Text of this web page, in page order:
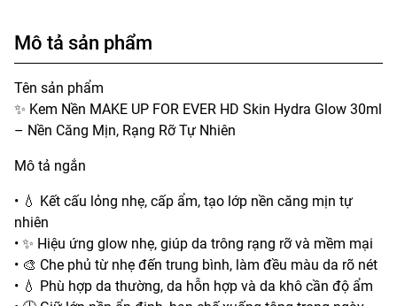
Mô tả sản phẩm
Tên sản phẩm
✨ Kem Nền MAKE UP FOR EVER HD Skin Hydra Glow 30ml
– Nền Căng Mịn, Rạng Rỡ Tự Nhiên
Mô tả ngắn
• 💧 Kết cấu lỏng nhẹ, cấp ẩm, tạo lớp nền căng mịn tự
nhiên
• ✨ Hiệu ứng glow nhẹ, giúp da trông rạng rỡ và mềm mại
• 🎨 Che phủ từ nhẹ đến trung bình, làm đều màu da rõ nét
• 💧 Phù hợp da thường, da hỗn hợp và da khô cần độ ẩm